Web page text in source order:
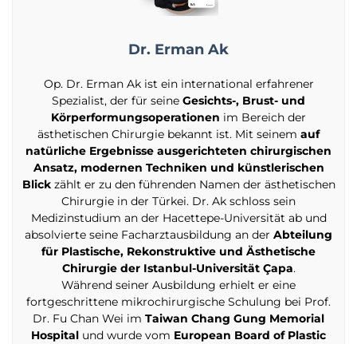
Dr. Erman Ak
Op. Dr. Erman Ak ist ein international erfahrener
Spezialist, der für seine Gesichts-, Brust- und
Körperformungsoperationen im Bereich der
ästhetischen Chirurgie bekannt ist. Mit seinem auf
natürliche Ergebnisse ausgerichteten chirurgischen
Ansatz, modernen Techniken und künstlerischen
Blickzählt er zu den führenden Namen der ästhetischen
Chirurgie in der Türkei. Dr. Ak schloss sein
Medizinstudium an der Hacettepe-Universität ab und
absolvierte seine Facharztausbildung an der Abteilung
für Plastische, Rekonstruktive und Ästhetische
Chirurgie der Istanbul-Universität Çapa.
Während seiner Ausbildung erhielt er eine
fortgeschrittene mikrochirurgische Schulung bei Prof.
Dr. Fu Chan Wei im Taiwan Chang Gung Memorial
Hospital und wurde vom European Board of Plastic